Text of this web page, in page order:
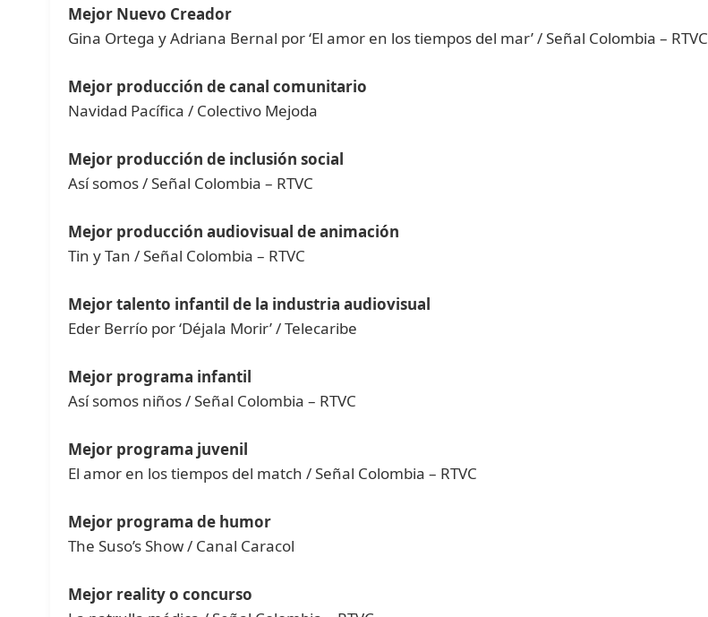
Mejor Nuevo Creador
Gina Ortega y Adriana Bernal por ‘El amor en los tiempos del mar’ / Señal Colombia – RTVC
Mejor producción de canal comunitario
Navidad Pacífica / Colectivo Mejoda
Mejor producción de inclusión social
Así somos / Señal Colombia – RTVC
Mejor producción audiovisual de animación
Tin y Tan / Señal Colombia – RTVC
Mejor talento infantil de la industria audiovisual
Eder Berrío por ‘Déjala Morir’ / Telecaribe
Mejor programa infantil
Así somos niños / Señal Colombia – RTVC
Mejor programa juvenil
El amor en los tiempos del match / Señal Colombia – RTVC
Mejor programa de humor
The Suso’s Show / Canal Caracol
Mejor reality o concurso